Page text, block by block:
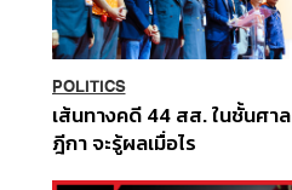
POLITICS
เส้นทางคดี 44 สส. ในชั้นศาล
ฎีกา จะรู้ผลเมื่อไร